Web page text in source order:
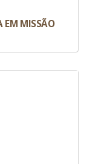
EM MISSÃO